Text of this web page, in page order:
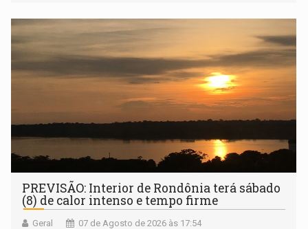
PREVISÃO: Interior de Rondônia terá sábado
(8) de calor intenso e tempo firme
Geral 07 de Agosto de 2026 às 17:54